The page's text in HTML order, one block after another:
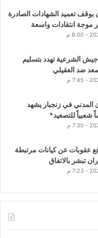
تعميد الشهادات الصادرة
موجة انتقادات واسعة
الشرعية تهدد بتسليم
ضد العقيلي
المدني في زنجبار يشهد
شعبياً للتصعيد*
عقوبات عن كيانات مرتبطة
تبشر بالاتفاق